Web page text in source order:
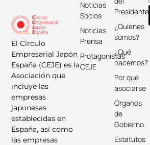
El Círculo
Empresarial Japón
España (CEJE) es la
Asociación que
incluye las
empresas
japonesas
establecidas en
España, así como
las empresas
Presidente
¿Quiénes
somos?
¿Qué
hacemos?
Por qué
asociarse
Órganos
de
Gobierno
Estatutos
Noticias
Socios
Noticias
Prensa
Protagonistas
CEJE